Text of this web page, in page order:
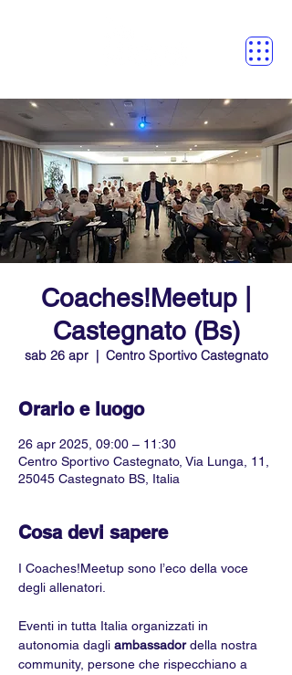
Coaches!Meetup |
Castegnato (Bs)
sab 26 apr
  |
Centro Sportivo Castegnato
Orario e luogo
26 apr 2025, 09:00 – 11:30
Centro Sportivo Castegnato, Via Lunga, 11,
25045 Castegnato BS, Italia
Cosa devi sapere
I Coaches!Meetup sono l’eco della voce
degli allenatori.
Eventi in tutta Italia organizzati in
autonomia dagli ambassador della nostra
community, persone che rispecchiano a